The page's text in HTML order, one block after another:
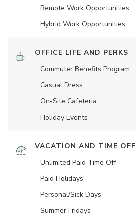
Remote Work Opportunities
Hybrid Work Opportunities
OFFICE LIFE AND PERKS
Commuter Benefits Program
Casual Dress
On-Site Cafeteria
Holiday Events
VACATION AND TIME OFF
Unlimited Paid Time Off
Paid Holidays
Personal/Sick Days
Summer Fridays